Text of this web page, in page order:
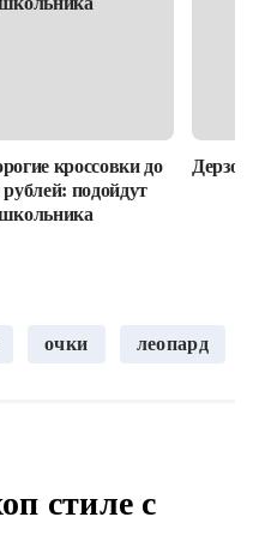
кроссовки до
рублей: подойдут
очки леопард
стиле с